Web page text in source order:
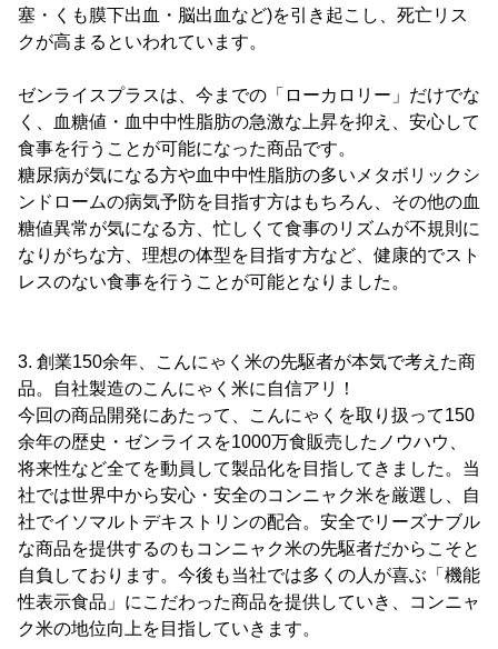
塞・くも膜下出血・脳出血など)を引き起こし、死亡リス
クが高まるといわれています。
ゼンライスプラスは、今までの「ローカロリー」だけでな
く、血糖値・血中中性脂肪の急激な上昇を抑え、安心して
食事を行うことが可能になった商品です。
糖尿病が気になる方や血中中性脂肪の多いメタボリックシ
ンドロームの病気予防を目指す方はもちろん、その他の血
糖値異常が気になる方、忙しくて食事のリズムが不規則に
なりがちな方、理想の体型を目指す方など、健康的でスト
レスのない食事を行うことが可能となりました。
3. 創業150余年、こんにゃく米の先駆者が本気で考えた商
品。自社製造のこんにゃく米に自信アリ！
今回の商品開発にあたって、こんにゃくを取り扱って150
余年の歴史・ゼンライスを1000万食販売したノウハウ、
将来性など全てを動員して製品化を目指してきました。当
社では世界中から安心・安全のコンニャク米を厳選し、自
社でイソマルトデキストリンの配合。安全でリーズナブル
な商品を提供するのもコンニャク米の先駆者だからこそと
自負しております。今後も当社では多くの人が喜ぶ「機能
性表示食品」にこだわった商品を提供していき、コンニャ
ク米の地位向上を目指していきます。